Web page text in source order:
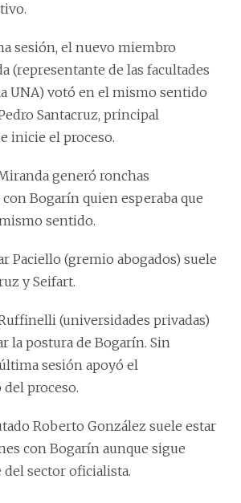
sesión, el nuevo miembro
(representante de las facultades
UNA) votó en el mismo sentido
Santacruz, principal
inicie el proceso.
generó ronchas
Bogarín quien esperaba que
sentido.
Paciello (gremio abogados) suele
y Seifart.
(universidades privadas)
la postura de Bogarín. Sin
sesión apoyó el
proceso.
Roberto González suele estar
con Bogarín aunque sigue
sector oficialista.